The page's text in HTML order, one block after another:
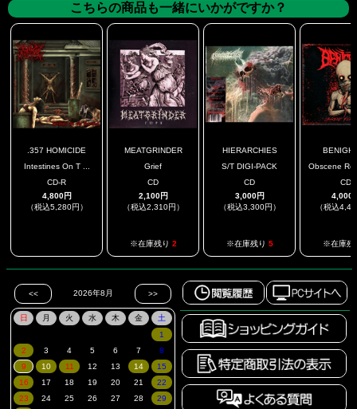
こちらの商品も一緒にいかがですか？
.357 HOMICIDE
Intestines On T ...
CD-R
4,800円
（税込5,280円）
MEATGRINDER
Grief
CD
2,100円
（税込2,310円）
※在庫残り 2
HIERARCHIES
S/T DIGI-PACK
CD
3,000円
（税込3,300円）
※在庫残り 5
Obscene
CD
4,000
（税込
※在庫残